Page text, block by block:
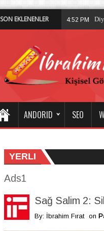
SON EKLENENLER 4:52 PM
ANDORID SEO
YERLI
Ads1
Sağ Salim 2:
By: İbrahim Fırat on